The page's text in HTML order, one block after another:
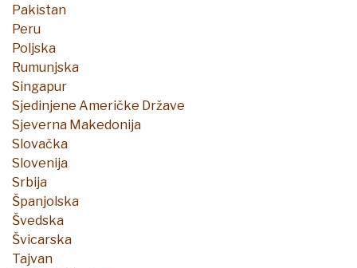
Pakistan
Peru
Poljska
Rumunjska
Singapur
Sjedinjene Američke Države
Sjeverna Makedonija
Slovačka
Slovenija
Srbija
Španjolska
Švedska
Švicarska
Tajvan